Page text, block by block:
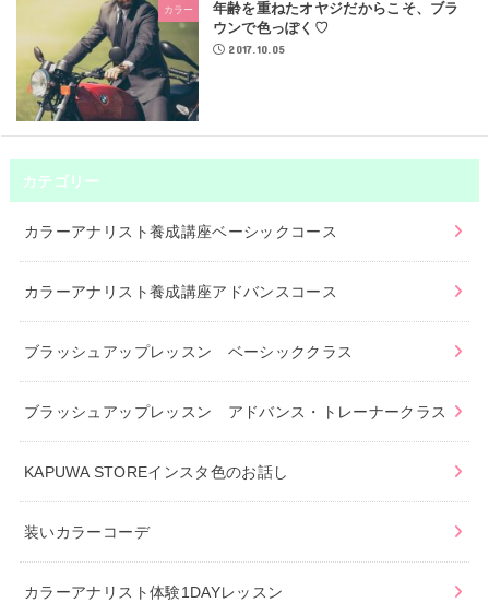
カラー
年齢を重ねたオヤジだからこそ、ブラ
ウンで色っぽく♡
2017.10.05
カテゴリー
カラーアナリスト養成講座ベーシックコース
カラーアナリスト養成講座アドバンスコース
ブラッシュアップレッスン ベーシッククラス
ブラッシュアップレッスン アドバンス・トレーナークラス
KAPUWA STOREインスタ色のお話し
装いカラーコーデ
カラーアナリスト体験1DAYレッスン